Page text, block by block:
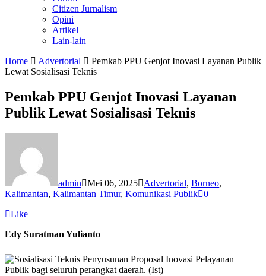
Citizen Jurnalism
Opini
Artikel
Lain-lain
Home
Advertorial
Pemkab PPU Genjot Inovasi Layanan Publik
Lewat Sosialisasi Teknis
Pemkab PPU Genjot Inovasi Layanan
Publik Lewat Sosialisasi Teknis
admin Mei 06, 2025 Advertorial, Borneo,
Kalimantan, Kalimantan Timur, Komunikasi Publik 0
Like
Edy Suratman Yulianto